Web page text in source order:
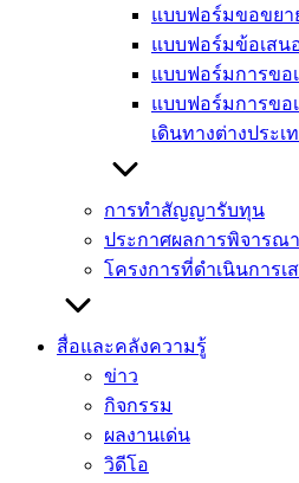
แบบฟอร์มขอขยา
แบบฟอร์มข้อเสน
แบบฟอร์มการขอ
แบบฟอร์มการขอ
เดินทางต่างประเ
การทำสัญญารับทุน
ประกาศผลการพิจารณ
โครงการที่ดำเนินการเ
สื่อและคลังความรู้
ข่าว
กิจกรรม
ผลงานเด่น
วิดีโอ